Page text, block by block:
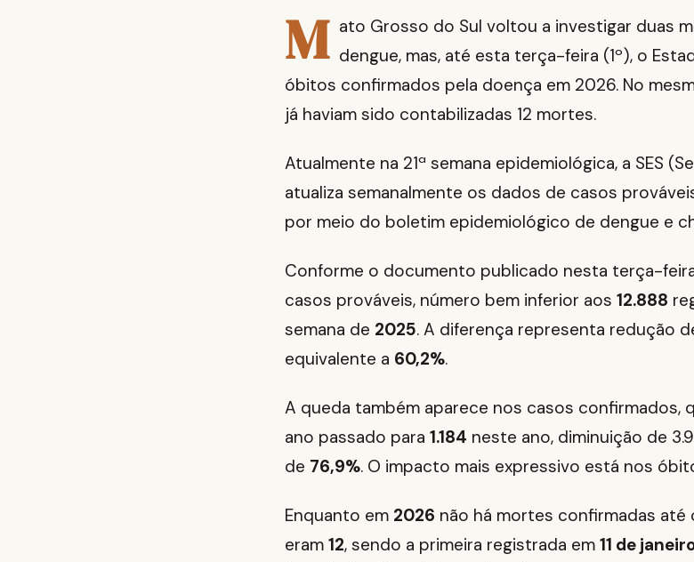
M ato Grosso do Sul voltou a investigar duas
dengue, mas, até esta terça-feira (1º), o
óbitos confirmados pela doença em 2026. No
já haviam sido contabilizadas 12 mortes.
Atualmente na 21ª semana epidemiológica, a SES
atualiza semanalmente os dados de casos
por meio do boletim epidemiológico de dengue e
Conforme o documento publicado nesta terça-
casos prováveis, número bem inferior aos 12.888
semana de 2025. A diferença representa redução
equivalente a 60,2%.
A queda também aparece nos casos confirmados,
ano passado para 1.184 neste ano, diminuição de
de 76,9%. O impacto mais expressivo está nos
Enquanto em 2026 não há mortes confirmadas até
eram 12, sendo a primeira registrada em 11 de